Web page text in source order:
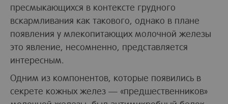
пресмыкающихся в контексте грудного
вскармливания как такового, однако в плане
появления у млекопитающих молочной железы
это явление, несомненно, представляется
интересным.
Одним из компонентов, которые появились в
секрете кожных желез — «предшественников»